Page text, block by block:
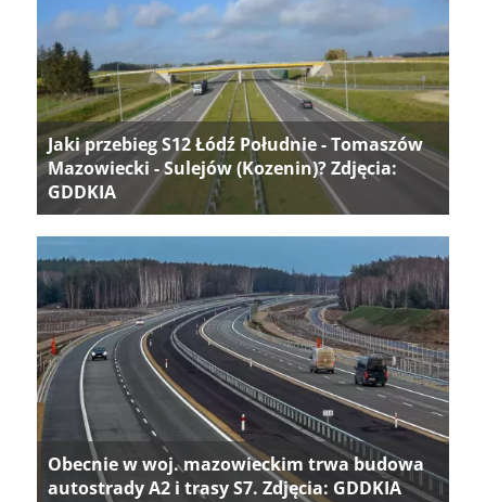
Jaki przebieg S12 Łódź Południe - Tomaszów
Mazowiecki - Sulejów (Kozenin)? Zdjęcia:
GDDKIA
Obecnie w woj. mazowieckim trwa budowa
autostrady A2 i trasy S7. Zdjęcia: GDDKIA